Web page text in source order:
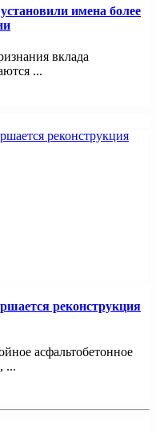
имена более
вклада
...
реконструкция
асфальтобетонное
...